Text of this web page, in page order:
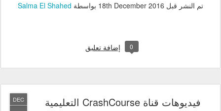
تم النشر قبل 18th December 2016 بواسطة Salma El Shahed
0 إضافة تعليق
DEC
فيديوهات قناة CrashCourse التعليمية